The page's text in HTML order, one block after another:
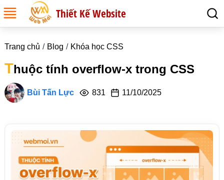
Thiết Kế Website
Trang chủ Blog Khóa học CSS
Thuộc tính overflow-x trong CSS
Bùi Tấn Lực 831 11/10/2025